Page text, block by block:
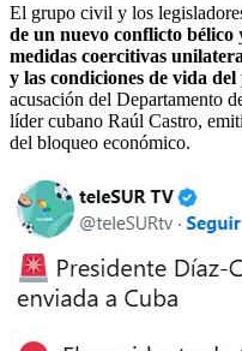
El grupo civil y los
de un nuevo conflicto bélico
medidas coercitivas
y las condiciones de vida
acusación del Departamento
líder cubano Raúl Castro,
del bloqueo económico.